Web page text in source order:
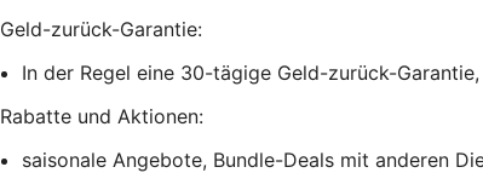
Geld-zurück-Garantie:
In der Regel eine 30-tägige Geld-zurück-
Rabatte und Aktionen:
saisonale Angebote, Bundle-Deals mit anderen